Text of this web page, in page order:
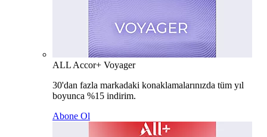
ALL Accor+ Voyager
30'dan fazla markadaki konaklamalarınızda tüm yıl
boyunca %15 indirim.
Abone Ol